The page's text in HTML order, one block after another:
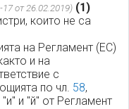
от 26.02.2019) (1)
които не са
на Регламент (ЕС)
и на
с
по чл. 58,
и "й" от Регламент